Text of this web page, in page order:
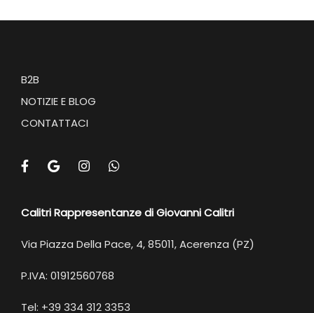
B2B
NOTIZIE E BLOG
CONTATTACI
Calitri Rappresentanze di Giovanni Calitri
Via Piazza Della Pace, 4, 85011, Acerenza (PZ)
P.IVA: 01912560768
Tel: +39 334 312 3353